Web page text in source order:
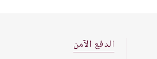
الدفع الآمن